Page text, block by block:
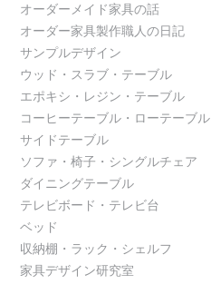
オーダーメイド家具の話
オーダー家具製作職人の日記
サンプルデザイン
ウッド・スラブ・テーブル
エポキシ・レジン・テーブル
コーヒーテーブル・ローテーブル
サイドテーブル
ソファ・椅子・シングルチェア
ダイニングテーブル
テレビボード・テレビ台
ベッド
収納棚・ラック・シェルフ
家具デザイン研究室